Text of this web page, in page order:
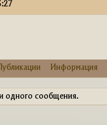
Информация
одного сообщения.